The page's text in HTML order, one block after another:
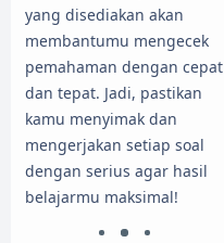
yang disediakan akan
membantumu mengecek
pemahaman dengan cepat
dan tepat. Jadi, pastikan
kamu menyimak dan
mengerjakan setiap soal
dengan serius agar hasil
belajarmu maksimal!